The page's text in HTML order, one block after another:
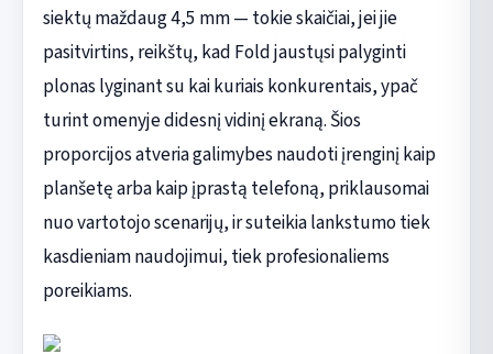
siektų maždaug 4,5 mm — tokie skaičiai, jei jie
pasitvirtins, reikštų, kad Fold jaustųsi palyginti
plonas lyginant su kai kuriais konkurentais, ypač
turint omenyje didesnį vidinį ekraną. Šios
proporcijos atveria galimybes naudoti įrenginį kaip
planšetę arba kaip įprastą telefoną, priklausomai
nuo vartotojo scenarijų, ir suteikia lankstumo tiek
kasdieniam naudojimui, tiek profesionaliems
poreikiams.